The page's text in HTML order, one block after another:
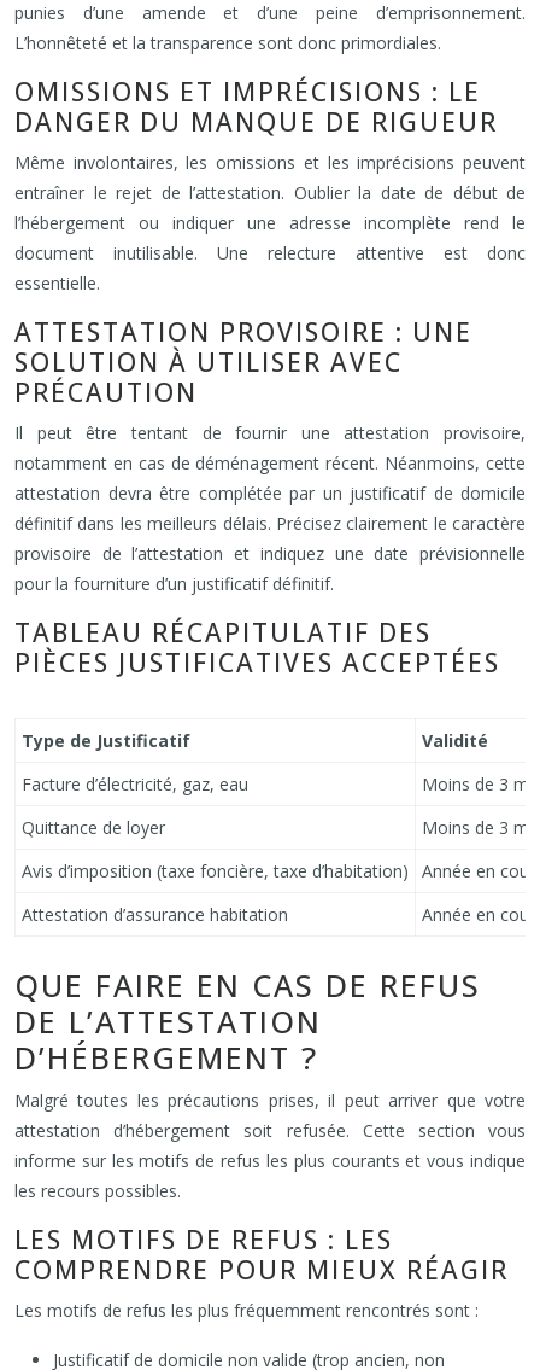
punies d’une amende et d’une peine d’emprisonnement.
L’honnêteté et la transparence sont donc primordiales.
OMISSIONS ET IMPRÉCISIONS : LE
DANGER DU MANQUE DE RIGUEUR
Même involontaires, les omissions et les imprécisions peuvent
entraîner le rejet de l’attestation. Oublier la date de début de
l’hébergement ou indiquer une adresse incomplète rend le
document inutilisable. Une relecture attentive est donc
essentielle.
ATTESTATION PROVISOIRE : UNE
SOLUTION À UTILISER AVEC
PRÉCAUTION
Il peut être tentant de fournir une attestation provisoire,
notamment en cas de déménagement récent. Néanmoins, cette
attestation devra être complétée par un justificatif de domicile
définitif dans les meilleurs délais. Précisez clairement le caractère
provisoire de l’attestation et indiquez une date prévisionnelle
pour la fourniture d’un justificatif définitif.
TABLEAU RÉCAPITULATIF DES
PIÈCES JUSTIFICATIVES ACCEPTÉES
Type de Justificatif
Validité
Facture d’électricité, gaz, eau
Moins de 3
Quittance de loyer
Moins de 3
Avis d’imposition (taxe foncière, taxe d’habitation)
Année en
Attestation d’assurance habitation
Année en
QUE FAIRE EN CAS DE REFUS
DE L’ATTESTATION
D’HÉBERGEMENT ?
Malgré toutes les précautions prises, il peut arriver que votre
attestation d’hébergement soit refusée. Cette section vous
informe sur les motifs de refus les plus courants et vous indique
les recours possibles.
LES MOTIFS DE REFUS : LES
COMPRENDRE POUR MIEUX RÉAGIR
Les motifs de refus les plus fréquemment rencontrés sont :
Justificatif de domicile non valide (trop ancien, non